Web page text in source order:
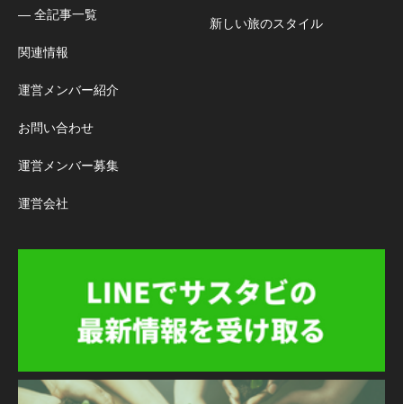
― 全記事一覧
関連情報
運営メンバー紹介
お問い合わせ
運営メンバー募集
運営会社
新しい旅のスタイル